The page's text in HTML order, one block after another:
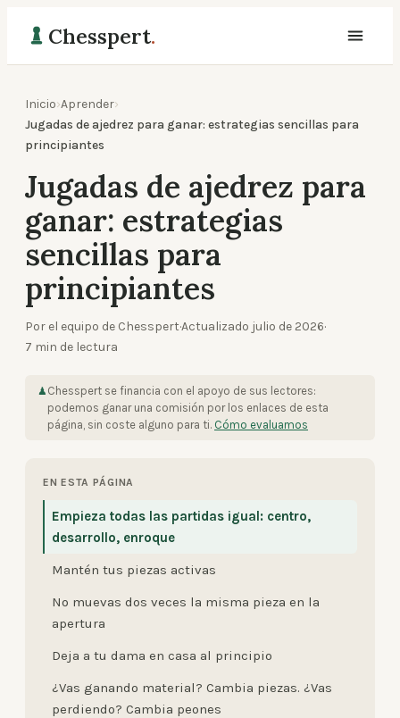
Chesspert.
Inicio›Aprender›
Jugadas de ajedrez para ganar: estrategias sencillas para
principiantes
Jugadas de ajedrez para
ganar: estrategias
sencillas para
principiantes
Por el equipo de Chesspert·Actualizado julio de 2026·
7 min de lectura
♟ Chesspert se financia con el apoyo de sus lectores:
podemos ganar una comisión por los enlaces de esta
página, sin coste alguno para ti. Cómo evaluamos
EN ESTA PÁGINA
Empieza todas las partidas igual: centro,
desarrollo, enroque
Mantén tus piezas activas
No muevas dos veces la misma pieza en la
apertura
Deja a tu dama en casa al principio
¿Vas ganando material? Cambia piezas. ¿Vas
perdiendo? Cambia peones